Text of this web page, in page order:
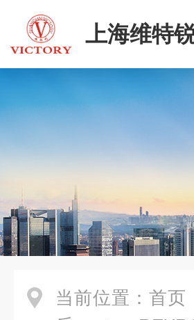
上海维特
当前位置： 首页